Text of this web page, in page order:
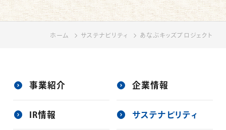
ホーム サステナビリティ あなぶキッズプロジェクト
ホーム サステナビリティ あなぶキッズプロジェクト
事業紹介 企業情報
IR情報 サステナビリティ